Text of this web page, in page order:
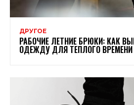
ДРУГОЕ
РАБОЧИЕ ЛЕТНИЕ БРЮКИ: КАК
ОДЕЖДУ ДЛЯ ТЕПЛОГО